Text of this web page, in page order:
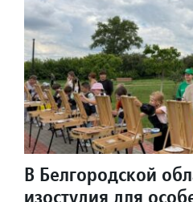
В Белгородской
изостудия для